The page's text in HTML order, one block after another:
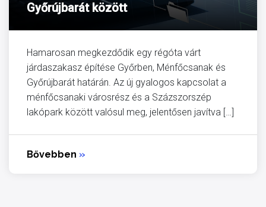
Győrújbarát között
Hamarosan megkezdődik egy régóta várt
járdaszakasz építése Győrben, Ménfőcsanak és
Győrújbarát határán. Az új gyalogos kapcsolat a
ménfőcsanaki városrész és a Százszorszép
lakópark között valósul meg, jelentősen javítva […]
Bővebben »